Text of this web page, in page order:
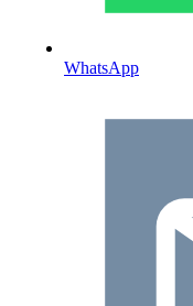
WhatsApp